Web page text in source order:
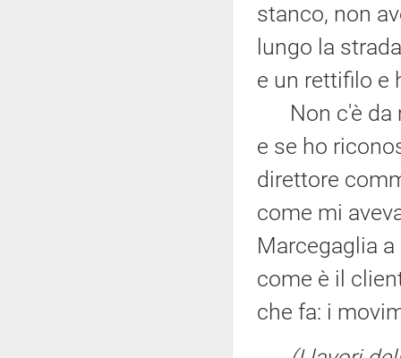
stanco, non
lungo la
e un rettifilo e
Non c'è da
e se ho
direttore
come mi
Marcegaglia
come è il
che fa: i